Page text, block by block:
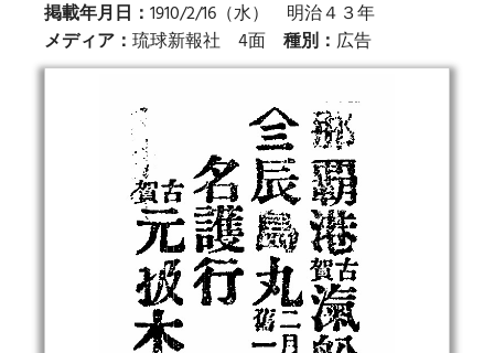
掲載年月日： 1910/2/16（水） 明治４３年
メディア： 琉球新報社 4面 種別： 広告